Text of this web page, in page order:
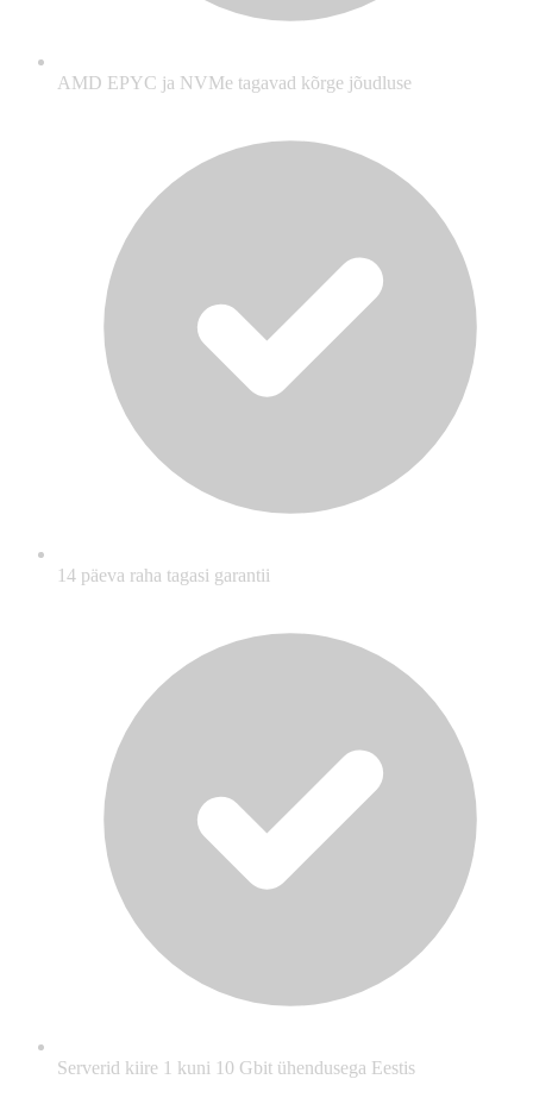
AMD EPYC ja NVMe tagavad kõrge jõudluse
14 päeva raha tagasi garantii
Serverid kiire 1 kuni 10 Gbit ühendusega Eestis